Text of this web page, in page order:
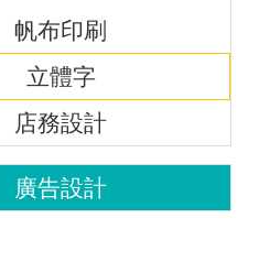
帆布印刷
立體字
店務設計
廣告設計